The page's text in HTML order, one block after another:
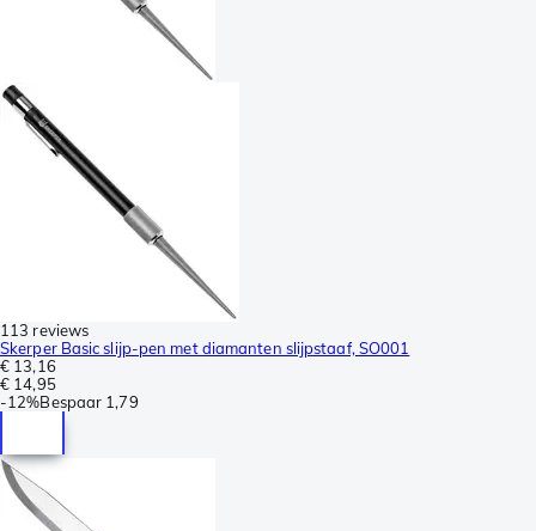
113 reviews
Skerper Basic slijp-pen met diamanten slijpstaaf, SO001
€ 13,16
€ 14,95
-12%Bespaar 1,79